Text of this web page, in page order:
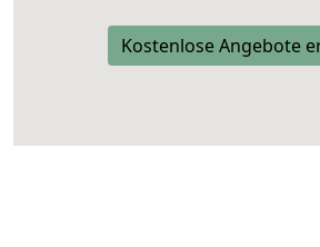
Kostenlose Angebote